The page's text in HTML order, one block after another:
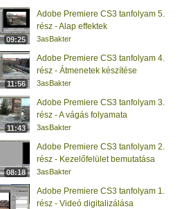
09:25
Adobe Premiere CS3 tanfolyam 5.
rész - Alap effektek
3asBakter
11:56
Adobe Premiere CS3 tanfolyam 4.
rész - Átmenetek készítése
3asBakter
11:43
Adobe Premiere CS3 tanfolyam 3.
rész - A vágás folyamata
3asBakter
08:18
Adobe Premiere CS3 tanfolyam 2.
rész - Kezelőfelület bemutatása
3asBakter
Adobe Premiere CS3 tanfolyam 1.
rész - Videó digitalizálása